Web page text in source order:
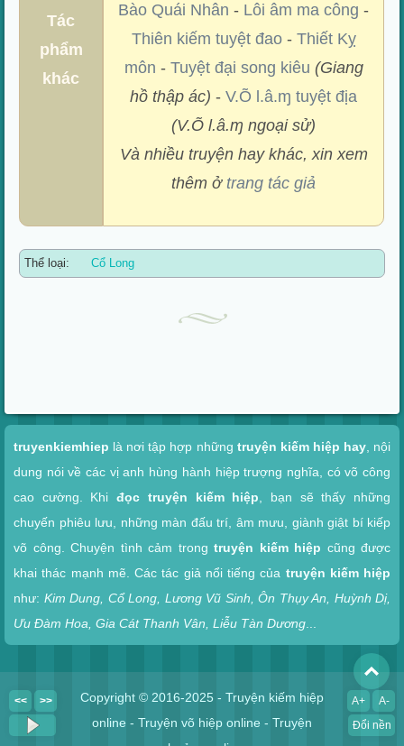
Tác
phẩm
khác
Bào Quái Nhân - Lôi âm ma công -
Thiên kiếm tuyệt đao- Thiết Kỵ
môn - Tuyệt đại song kiêu (Giang
hồ thập ác) -V.Õ l.â.ɱ tuyệt địa
(V.Õ l.â.ɱ ngoại sử)
Và nhiều truyện hay khác, xin xem
thêm ở trang tác giả
Thể loại: Cổ Long
truyenkiemhiep là nơi tập hợp những truyện kiếm hiệp hay, nội
dung nói về các vị anh hùng hành hiệp trượng nghĩa, có võ công
cao cường. Khiđọc truyện kiếm hiệp , bạn sẽ thấy những
chuyến phiêu lưu, những màn đấu trí, âm mưu, giành giật bí kiếp
võ công. Chuyện tình cảm trong truyện kiếm hiệp cũng được
khai thác mạnh mẽ. Các tác giả nổi tiếng của truyện kiếm hiệp
như: Kim Dung, Cổ Long, Lương Vũ Sinh, Ôn Thụy An, Huỳnh Dị,
Ưu Đàm Hoa, Gia Cát Thanh Vân, Liễu Tàn Dương
Copyright © 2016-2025 - Truyện kiếm hiệp
online - Truyện võ hiệp online - Truyện
>>
<< A+
A-
Đổi nền